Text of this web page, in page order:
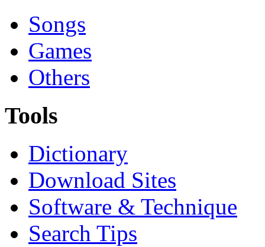
Songs
Games
Others
Tools
Dictionary
Download Sites
Software & Technique
Search Tips